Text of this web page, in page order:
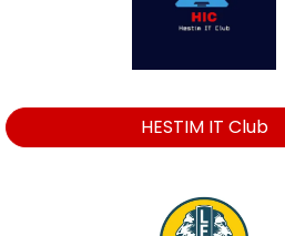
HESTIM IT Club